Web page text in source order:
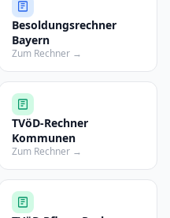
Besoldungsrechner
Bayern
Zum Rechner →
TVöD-Rechner
Kommunen
Zum Rechner →